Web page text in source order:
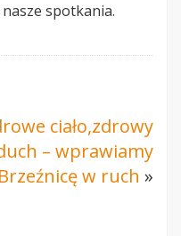
spotkania.
ciało,zdrowy
– wprawiamy
Brzeźnicę w ruch »